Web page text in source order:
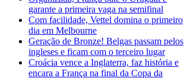
garante a primeira vaga na semifinal
Com facilidade, Vettel domina o primeiro
dia em Melbourne
Geração de Bronze! Belgas passam pelos
ingleses e ficam com o terceiro lugar
Croácia vence a Inglaterra, faz história e
encara a França na final da Copa da